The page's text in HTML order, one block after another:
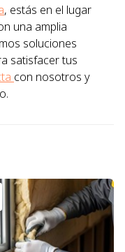
, estás en el lugar
una amplia
soluciones
satisfacer tus
con nosotros y